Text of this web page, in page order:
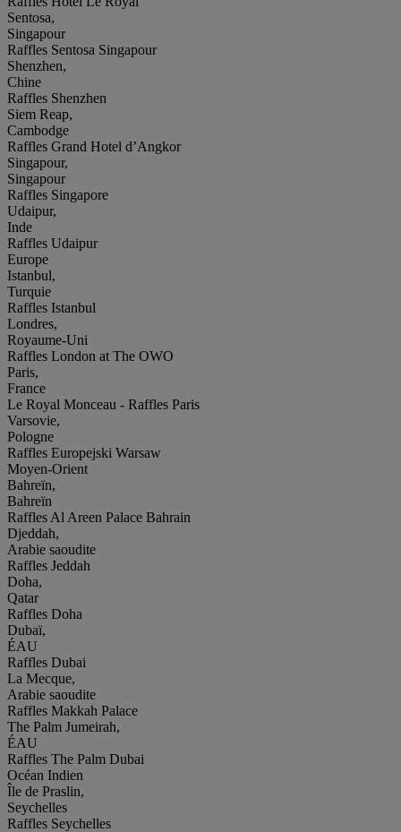
Sentosa,
Singapour
Raffles Sentosa Singapour
Shenzhen,
Chine
Raffles Shenzhen
Siem Reap,
Cambodge
Raffles Grand Hotel d’Angkor
Singapour,
Singapour
Raffles Singapore
Udaipur,
Inde
Raffles Udaipur
Europe
Istanbul,
Turquie
Raffles Istanbul
Londres,
Royaume-Uni
Raffles London at The OWO
Paris,
France
Le Royal Monceau - Raffles Paris
Varsovie,
Pologne
Raffles Europejski Warsaw
Moyen-Orient
Bahreïn,
Bahreïn
Raffles Al Areen Palace Bahrain
Djeddah,
Arabie saoudite
Raffles Jeddah
Doha,
Qatar
Raffles Doha
Dubaï,
ÉAU
Raffles Dubai
La Mecque,
Arabie saoudite
Raffles Makkah Palace
The Palm Jumeirah,
ÉAU
Raffles The Palm Dubai
Océan Indien
Île de Praslin,
Seychelles
Raffles Seychelles